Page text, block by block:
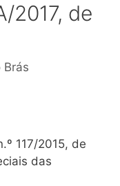
2017, de
Brás
117/2015, de
das